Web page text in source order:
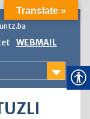
WEBMAIL
Translate »